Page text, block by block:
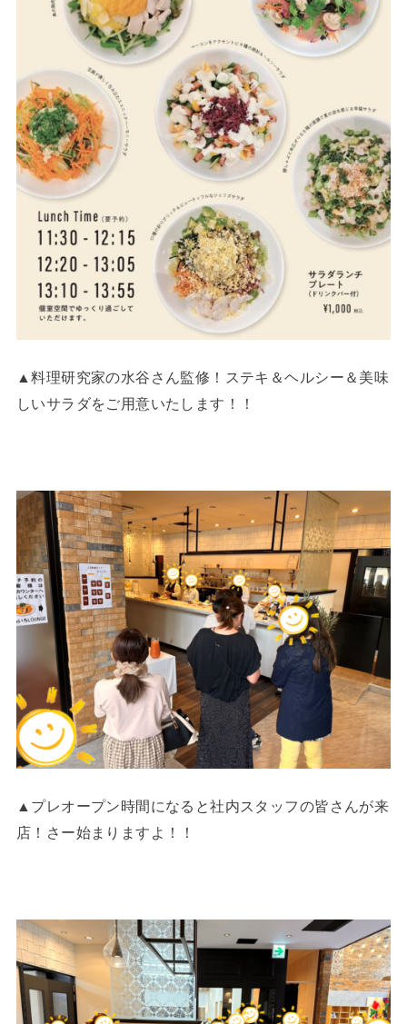
▲料理研究家の水谷さん監修！ステキ＆ヘルシー＆美味
しいサラダをご用意いたします！！
▲プレオープン時間になると社内スタッフの皆さんが来
店！さー始まりますよ！！